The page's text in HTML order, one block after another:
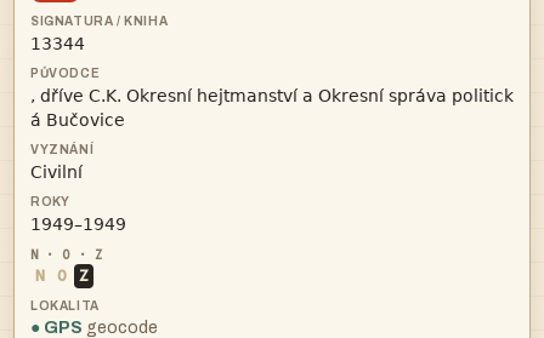





N O Z
● GPS geocode